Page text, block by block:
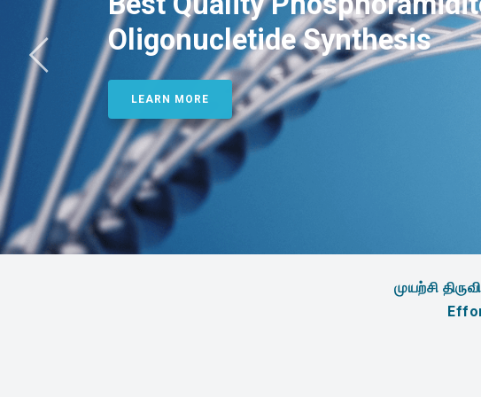
Oligonucletide Synthesis
LEARN MORE
முயற்சி